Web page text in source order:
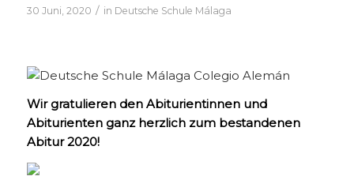
30 Juni, 2020 / in Deutsche Schule Málaga
Wir gratulieren den Abiturientinnen und
Abiturienten ganz herzlich zum bestandenen
Abitur 2020!